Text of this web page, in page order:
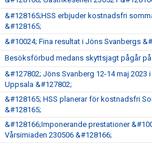
&#128165;HSS erbjuder kostnadsfri
&#128165;
&#10024; Fina resultat i Jöns Svanbergs
Besöksförbud medans skyttsjagt pågår
&#127802; Jöns Svanberg 12-14 maj 2023 i
Uppsala &#127802;
&#128165; HSS planerar för kostnadsfri
&#128165;
&#128166;Imponerande prestationer
Vårsimiaden 230506 &#128166;